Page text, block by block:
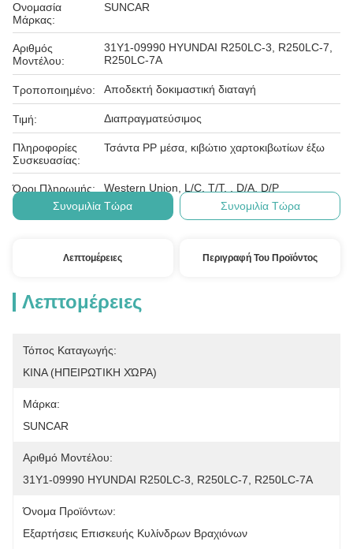
Ονομασία
Μάρκας:
SUNCAR
Αριθμός
Μοντέλου:
31Y1-09990 HYUNDAI R250LC-3, R250LC-7,
R250LC-7A
Τροποποιημένο: Αποδεκτή δοκιμαστική διαταγή
Τιμή: Διαπραγματεύσιμος
Πληροφορίες
Συσκευασίας:
Τσάντα PP μέσα, κιβώτιο χαρτοκιβωτίων έξω
Όροι Πληρωμής:
Western Union, L/C, T/T, , D/A, D/P
Συνομιλία Τώρα
Συνομιλία Τώρα
Λεπτομέρειες Περιγραφή Του Προϊόντος
Λεπτομέρειες
Τόπος Καταγωγής:
ΚΙΝΑ (ΗΠΕΙΡΩΤΙΚΗ ΧΏΡΑ)
Μάρκα:
SUNCAR
Αριθμό Μοντέλου:
31Y1-09990 HYUNDAI R250LC-3, R250LC-7, R250LC-7A
Όνομα Προϊόντων:
Εξαρτήσεις Επισκευής Κυλίνδρων Βραχιόνων